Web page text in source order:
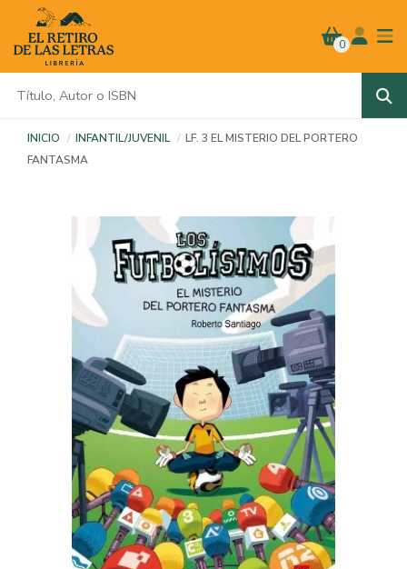
0
INICIO INFANTIL/JUVENIL
LF. 3 EL MISTERIO DEL PORTERO
FANTASMA